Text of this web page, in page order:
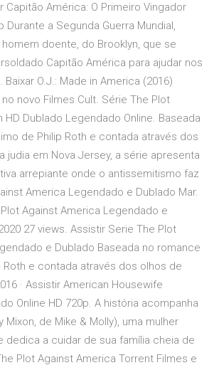
Capitão América: O Primeiro Vingador
Durante a Segunda Guerra Mundial,
doente, do Brooklyn, que se
Capitão América para ajudar nos
O.J.: Made in America (2016)
novo Filmes Cult. Série The Plot
Dublado Legendado Online. Baseada
de Philip Roth e contada através dos
judia em Nova Jersey, a série apresenta
arrepiante onde o antissemitismo faz
America Legendado e Dublado Mar.
Against America Legendado e
27 views. Assistir Serie The Plot
e Dublado Baseada no romance
Roth e contada através dos olhos de
· Assistir American Housewife
Online HD 720p. A história acompanha
Mixon, de Mike & Molly), uma mulher
dedica a cuidar de sua família cheia de
Plot Against America Torrent Filmes e